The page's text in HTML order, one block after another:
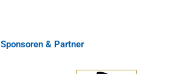
Sponsoren & Partner